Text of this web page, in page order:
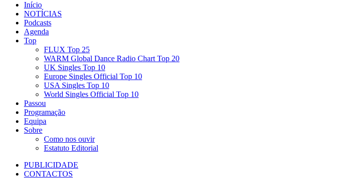
Início
NOTÍCIAS
Podcasts
Agenda
Top
FLUX Top 25
WARM Global Dance Radio Chart Top 20
UK Singles Top 10
Europe Singles Official Top 10
USA Singles Top 10
World Singles Official Top 10
Passou
Programação
Equipa
Sobre
Como nos ouvir
Estatuto Editorial
PUBLICIDADE
CONTACTOS